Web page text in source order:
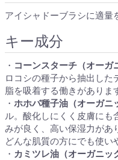
アイシャドーブラシに適量
キー成分
・ コーンスターチ（オーガ
ロコシの種子から抽出した
脂を吸着する働きがありま
・ ホホバ種子油（オーガニ
ル。酸化しにくく皮膚にも
みが良く、高い保湿力があ
どんな肌質の方にでも使い
・ カミツレ油（オーガニッ